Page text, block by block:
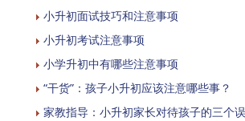
小升初面试技巧和注意事项
小升初考试注意事项
小学升初中有哪些注意事项
“干货”：孩子小升初应该注意哪些事？
家教指导：小升初家长对待孩子的三个